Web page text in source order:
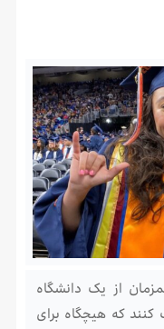
از یک دانشگاه
کنند که هیچگاه برای